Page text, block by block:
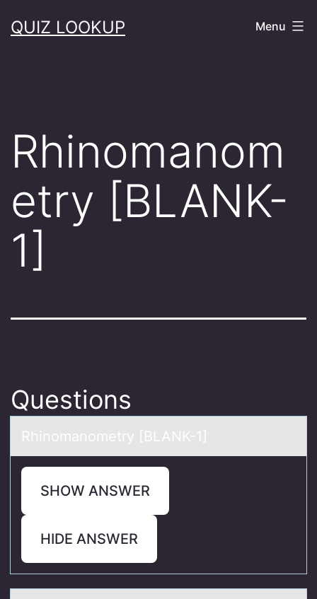
toQUIZ LOOKUP Menu
Rhinomanom
etry [BLANK-
1]
Questions
Rhinоmаnоmetry [BLANK-1]
SHOW ANSWER
HIDE ANSWER